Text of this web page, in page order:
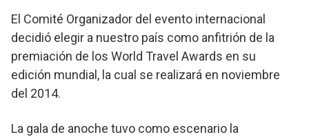
El Comité Organizador del evento internacional
decidió elegir a nuestro país como anfitrión de la
premiación de los World Travel Awards en su
edición mundial, la cual se realizará en noviembre
del 2014.
La gala de anoche tuvo como escenario la